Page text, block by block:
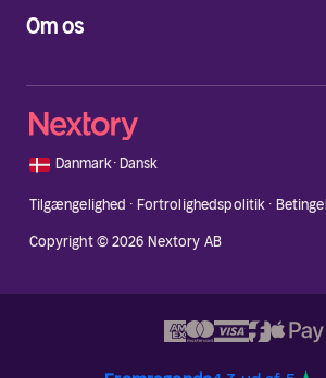
Om os
🇩🇰 Danmark·Dansk
Tilgængelighed · Fortrolighedspolitik ·
Copyright © 2026 Nextory AB